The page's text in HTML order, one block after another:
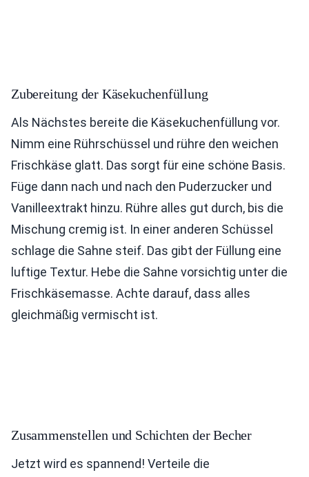
Zubereitung der Käsekuchenfüllung
Als Nächstes bereite die Käsekuchenfüllung vor.
Nimm eine Rührschüssel und rühre den weichen
Frischkäse glatt. Das sorgt für eine schöne Basis.
Füge dann nach und nach den Puderzucker und
Vanilleextrakt hinzu. Rühre alles gut durch, bis die
Mischung cremig ist. In einer anderen Schüssel
schlage die Sahne steif. Das gibt der Füllung eine
luftige Textur. Hebe die Sahne vorsichtig unter die
Frischkäsemasse. Achte darauf, dass alles
gleichmäßig vermischt ist.
Zusammenstellen und Schichten der Becher
Jetzt wird es spannend! Verteile die